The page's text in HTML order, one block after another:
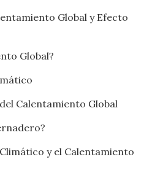
Global y Efecto
Global?
Calentamiento Global
y el Calentamiento